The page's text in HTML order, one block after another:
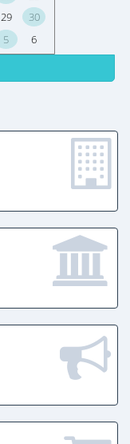
29
30
5 6